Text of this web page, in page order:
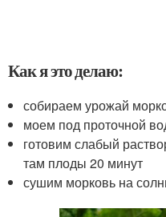
Как я это делаю:
собираем урожай
моем под проточной
готовим слабый
там плоды 20 минут
сушим морковь на